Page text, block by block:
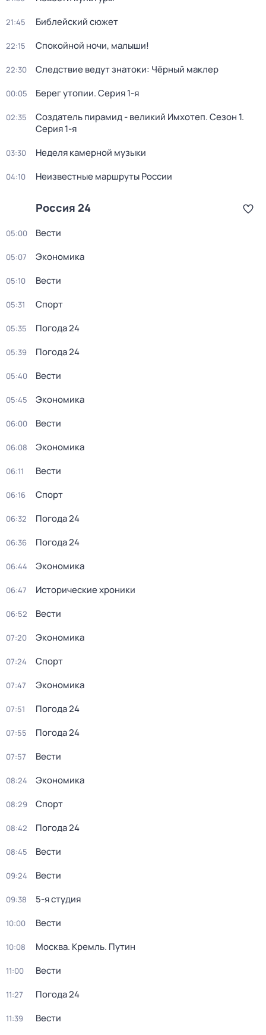
21:45 Библейский сюжет
22:15 Спокойной ночи, малыши!
22:30 Следствие ведут знатоки: Чёрный маклер
00:05 Берег утопии. Серия 1-я
02:35 Создатель пирамид - великий Имхотеп. Сезон 1.
Серия 1-я
03:30 Неделя камерной музыки
04:10 Неизвестные маршруты России
Россия 24
05:00 Вести
05:07 Экономика
05:10 Вести
05:31 Спорт
05:35 Погода 24
05:39 Погода 24
05:40 Вести
05:45 Экономика
06:00 Вести
06:08 Экономика
06:11 Вести
06:16 Спорт
06:32 Погода 24
06:36 Погода 24
06:44 Экономика
06:47 Исторические хроники
06:52 Вести
07:20 Экономика
07:24 Спорт
07:47 Экономика
07:51 Погода 24
07:55 Погода 24
07:57 Вести
08:24 Экономика
08:29 Спорт
08:42 Погода 24
08:45 Вести
09:24 Вести
09:38 5-я студия
10:00 Вести
10:08 Москва. Кремль. Путин
11:00 Вести
11:27 Погода 24
11:39 Вести